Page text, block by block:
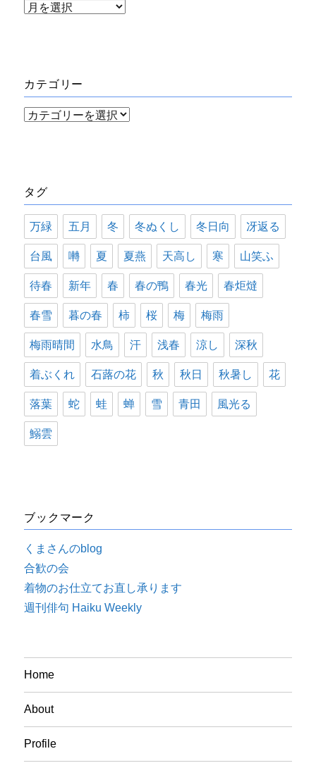
ア
ブ
カテゴリー
カ
ー
タグ
万緑 五月 冬 冬ぬくし 冬日向 冴返る
台風 囀 夏 夏燕 天高し 寒 山笑ふ
待春 新年 春 春の鴨 春光 春炬燵
春雪 暮の春 柿 桜 梅 梅雨
梅雨晴間 水鳥 汗 浅春 涼し 深秋
着ぶくれ 石蕗の花 秋 秋日 秋暑し 花
落葉 蛇 蛙 蝉 雪 青田 風光る
鰯雲
ブックマーク
くまさんのblog
合歓の会
着物のお仕立てお直し承ります
週刊俳句 Haiku Weekly
Home
About
Profile